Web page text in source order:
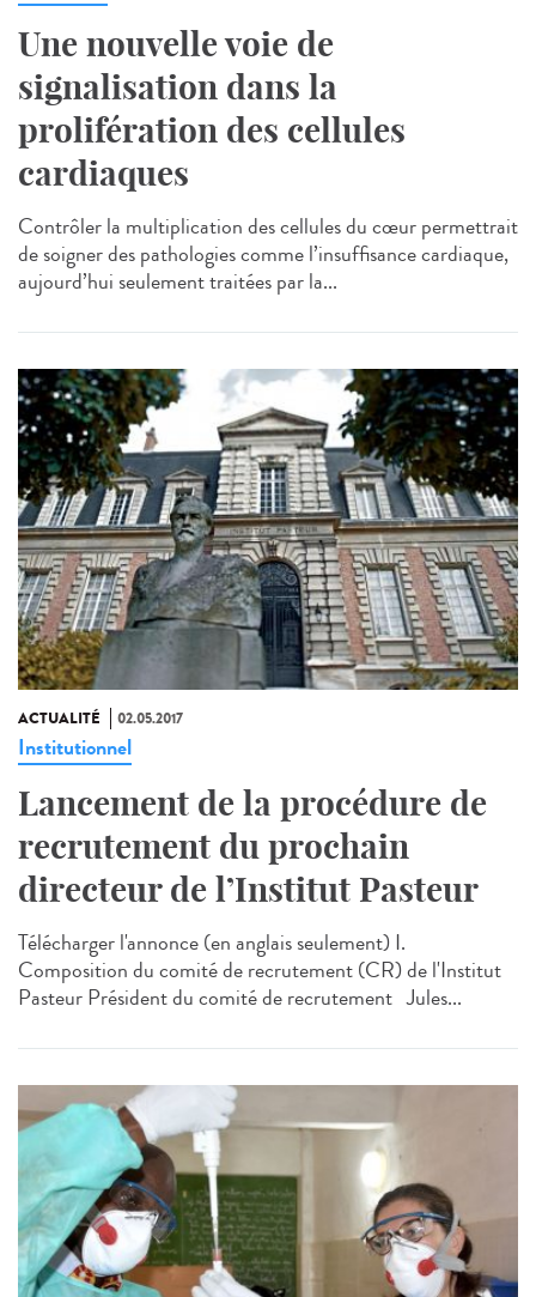
Une nouvelle voie de
signalisation dans la
prolifération des cellules
cardiaques
Contrôler la multiplication des cellules du cœur permettrait
de soigner des pathologies comme l’insuffisance cardiaque,
aujourd’hui seulement traitées par la...
ACTUALITÉ 02.05.2017
Institutionnel
Lancement de la procédure de
recrutement du prochain
directeur de l’Institut Pasteur
Télécharger l'annonce (en anglais seulement) I.
Composition du comité de recrutement (CR) de l'Institut
Pasteur Président du comité de recrutement Jules...